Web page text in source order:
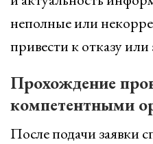
неполные или
привести к отказу
Прохождение
компетентными
После подачи заявки